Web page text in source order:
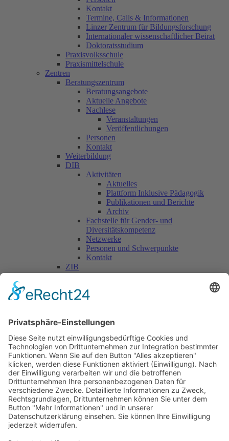
Kontakt
Termine, Calls & Informationen
Linzer Zentrum für Bildungsforschung
Internationaler wissenschaftlicher Beirat
Doktoratsstudium
Praxisvolksschule
Praxismittelschule
Zentren
Beratungszentrum
Beratungsangebote
Aktuelle Angebote
Nachlese
Veranstaltungen
Veröffentlichungen
Personen
Kontakt
Weiterbildung
DIB
Aktivitäten
Aktuelles
Plattform Inklusive Pädagogik
Publikationen und Berichte
Archiv
Fachstelle für Gender- und
Diversitätskompetenz
Netzwerke
Personen und Schwerpunkte
Kontakt
ZIB
Päd. Praktische Studien
Personen
Nationale Kooperationen
L.E.V.
Nachlese
Soziales Engagement
Materialien und Links
Personen
Kontakt
ÖKOLOG/PILGRIM
Aktuelles
Materialien & Links